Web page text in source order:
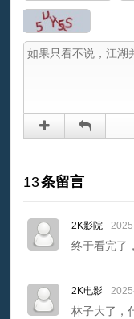
13条留言
2K影院
终于看完了
2K电影
林子大了，